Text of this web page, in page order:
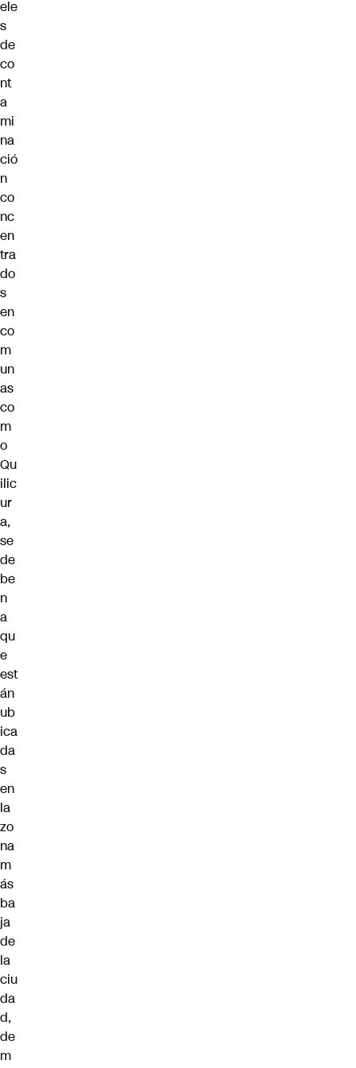
ele
s
de
co
nt
a
mi
na
ció
n
co
nc
en
tra
do
s
en
co
m
un
as
co
m
o
Qu
ilic
ur
a,
se
de
be
n
a
qu
e
est
án
ub
ica
da
s
en
la
zo
na
m
ás
ba
ja
de
la
ciu
da
d,
de
m